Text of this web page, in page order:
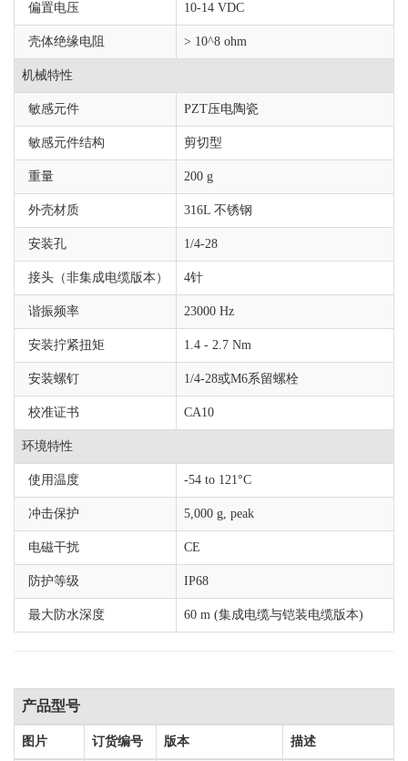
偏置电压 10-14 VDC
壳体绝缘电阻 > 10^8 ohm
机械特性
敏感元件 PZT压电陶瓷
敏感元件结构 剪切型
重量 200 g
外壳材质 316L 不锈钢
安装孔 1/4-28
接头（非集成电缆版本） 4针
谐振频率 23000 Hz
安装拧紧扭矩 1.4 - 2.7 Nm
安装螺钉 1/4-28或M6系留螺栓
校准证书 CA10
环境特性
使用温度 -54 to 121°C
冲击保护 5,000 g, peak
电磁干扰 CE
防护等级 IP68
最大防水深度 60 m (集成电缆与铠装电缆版本)
产品型号
图片 订货编号 版本 描述